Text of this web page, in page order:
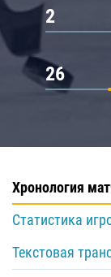
2
26
Хронология
Статистика
Текстовая